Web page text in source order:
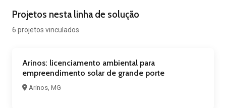
Projetos nesta linha de solução
6 projetos vinculados
Arinos: licenciamento ambiental para
empreendimento solar de grande porte
Arinos, MG